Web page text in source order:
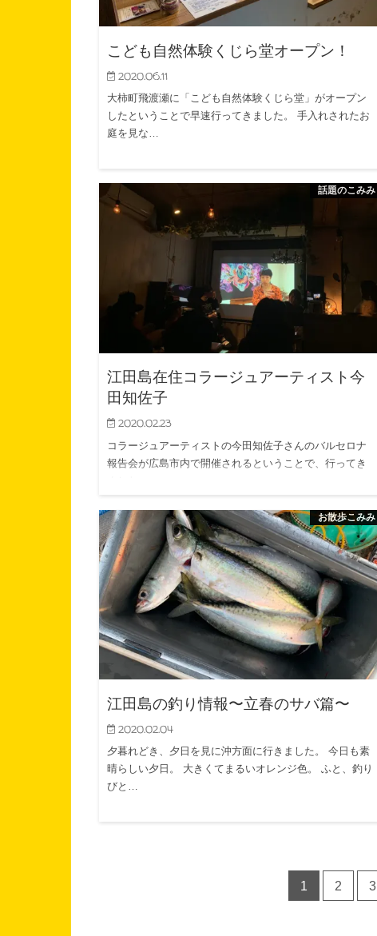
こども自然体験くじら堂オープン！
2020.06.11
大柿町飛渡瀬に「こども自然体験くじら堂」がオープン
したということで早速行ってきました。 手入れされたお
庭を見な…
話題のこみみ
江田島在住コラージュアーティスト今
田知佐子
2020.02.23
コラージュアーティストの今田知佐子さんのバルセロナ
報告会が広島市内で開催されるということで、行ってき
お散歩こみみ
江田島の釣り情報〜立春のサバ篇〜
2020.02.04
夕暮れどき、夕日を見に沖方面に行きました。 今日も素
晴らしい夕日。 大きくてまるいオレンジ色。 ふと、釣り
びと…
1 2 3